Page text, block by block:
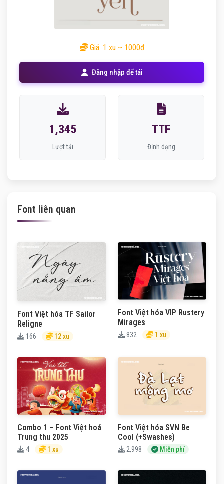
Giá: 1 xu ~ 1000đ
Đăng nhập để tải
1,345
Lượt tải
TTF
Định dạng
Font liên quan
Font Việt hóa TF Sailor
Religne
166 12 xu
Font Việt hóa VIP Rustery
Mirages
832 1 xu
Combo 1 – Font Việt hoá
Trung thu 2025
4 1 xu
Font Việt hóa SVN Be
Cool (+Swashes)
2,998 Miễn phí